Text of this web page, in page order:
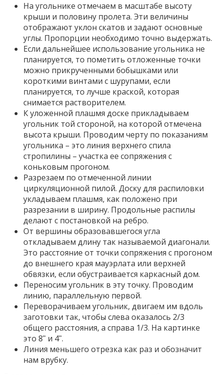
На угольнике отмечаем в масштабе высоту
крыши и половину пролета. Эти величины
отображают уклон скатов и задают основные
углы. Пропорции необходимо точно выдержать.
Если дальнейшее использование угольника не
планируется, то пометить отложенные точки
можно прикрученными бобышками или
короткими винтами с шурупами, если
планируется, то лучше краской, которая
снимается растворителем.
К уложенной плашмя доске прикладываем
угольник той стороной, на которой отмечена
высота крыши. Проводим черту по показаниям
угольника – это линия верхнего спила
стропилины – участка ее сопряжения с
коньковым прогоном.
Разрезаем по отмеченной линии
циркуляционной пилой. Доску для распиловки
укладываем плашмя, как положено при
разрезании в ширину. Продольные распилы
делают с постановкой на ребро.
От вершины образовавшегося угла
откладываем длину так называемой диагонали.
Это расстояние от точки сопряжения с прогоном
до внешнего края мауэрлата или верхней
обвязки, если обустраивается каркасный дом.
Переносим угольник в эту точку. Проводим
линию, параллельную первой.
Переворачиваем угольник, двигаем им вдоль
заготовки так, чтобы слева оказалось 2/3
общего расстояния, а справа 1/3. На картинке
это 8ʺ и 4ʺ.
Линия меньшего отрезка как раз и обозначит
нам врубку.